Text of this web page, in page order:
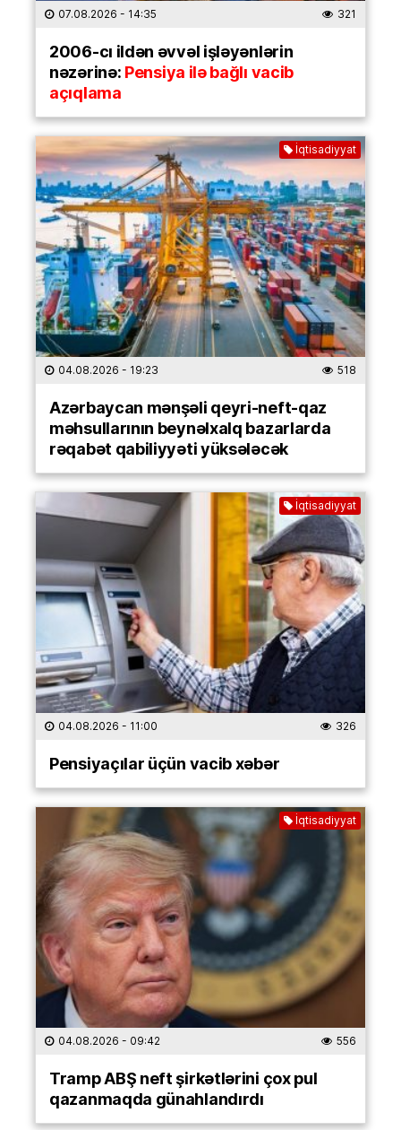
07.08.2026 - 14:35 321
2006-cı ildən əvvəl işləyənlərin
nəzərinə:Pensiya ilə bağlı vacib
açıqlama
İqtisadiyyat
04.08.2026 - 19:23 518
Azərbaycan mənşəli qeyri-neft-qaz
məhsullarının beynəlxalq bazarlarda
rəqabət qabiliyyəti yüksələcək
İqtisadiyyat
04.08.2026 - 11:00 326
Pensiyaçılar üçün vacib xəbər
İqtisadiyyat
04.08.2026 - 09:42 556
Tramp ABŞ neft şirkətlərini çox pul
qazanmaqda günahlandırdı